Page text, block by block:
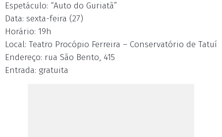
Espetáculo: “Auto do Guriatã”
Data: sexta-feira (27)
Horário: 19h
Local: Teatro Procópio Ferreira – Conservatório de Tatuí
Endereço: rua São Bento, 415
Entrada: gratuita